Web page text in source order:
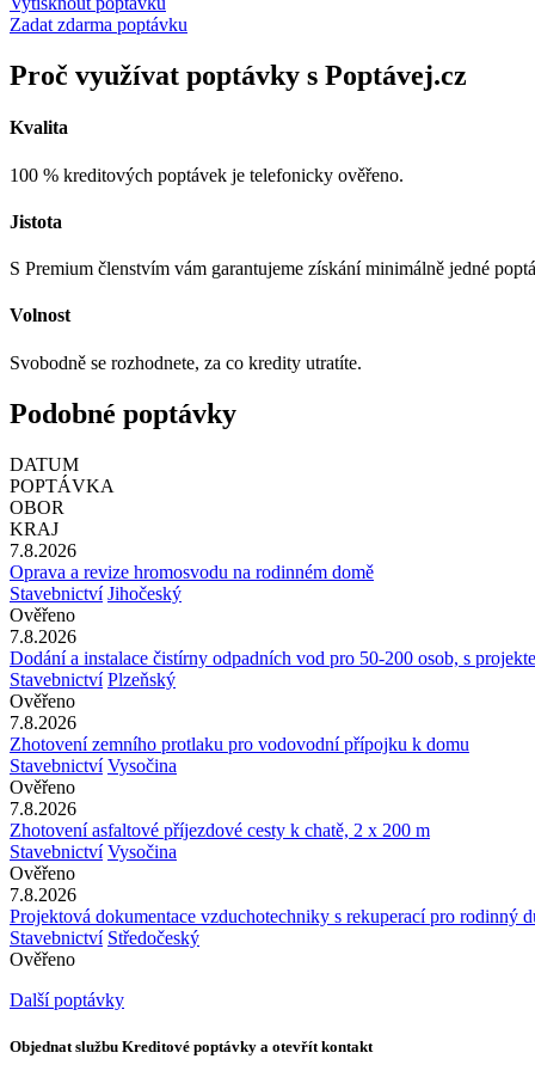
Zadat zdarma poptávku
Proč využívat poptávky s Poptávej.cz
Kvalita
100 % kreditových poptávek je telefonicky ověřeno.
Jistota
S Premium členstvím vám garantujeme získání minimálně jedné
Volnost
Svobodně se rozhodnete, za co kredity utratíte.
Podobné poptávky
DATUM
POPTÁVKA
OBOR
KRAJ
7.8.2026
Oprava a revize hromosvodu na rodinném domě
Stavebnictví Jihočeský
Ověřeno
7.8.2026
Dodání a instalace čistírny odpadních vod pro 50-200 osob, s
Stavebnictví Plzeňský
Ověřeno
7.8.2026
Zhotovení zemního protlaku pro vodovodní přípojku k domu
Stavebnictví Vysočina
Ověřeno
7.8.2026
Zhotovení asfaltové příjezdové cesty k chatě, 2 x 200 m
Stavebnictví Vysočina
Ověřeno
7.8.2026
Projektová dokumentace vzduchotechniky s rekuperací pro rodinný
Stavebnictví Středočeský
Ověřeno
Další poptávky
Objednat službu Kreditové poptávky a otevřít kontakt